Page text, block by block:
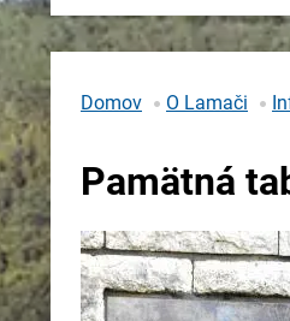
Domov O Lamači
Pamätná